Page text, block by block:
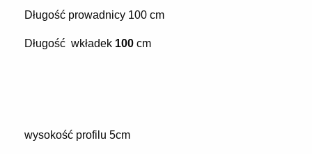
Długość prowadnicy 100 cm
Długość wkładek 100 cm
wysokość profilu 5cm